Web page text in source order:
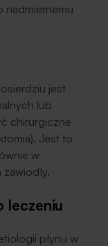
nadmiernemu
jest
lub
chirurgiczne
Jest to
w
leczeniu
płynu w